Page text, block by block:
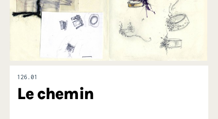
126.01
Le chemin